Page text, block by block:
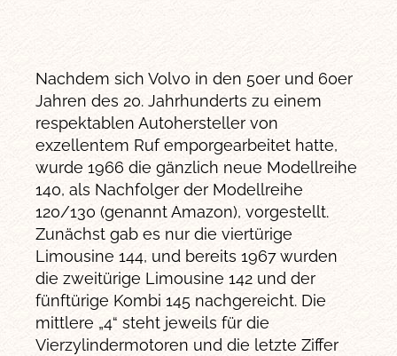
Nachdem sich Volvo in den 50er und 60er
Jahren des 20. Jahrhunderts zu einem
respektablen Autohersteller von
exzellentem Ruf emporgearbeitet hatte,
wurde 1966 die gänzlich neue Modellreihe
140, als Nachfolger der Modellreihe
120/130 (genannt Amazon), vorgestellt.
Zunächst gab es nur die viertürige
Limousine 144, und bereits 1967 wurden
die zweitürige Limousine 142 und der
fünftürige Kombi 145 nachgereicht. Die
mittlere „4“ steht jeweils für die
Vierzylindermotoren und die letzte Ziffer